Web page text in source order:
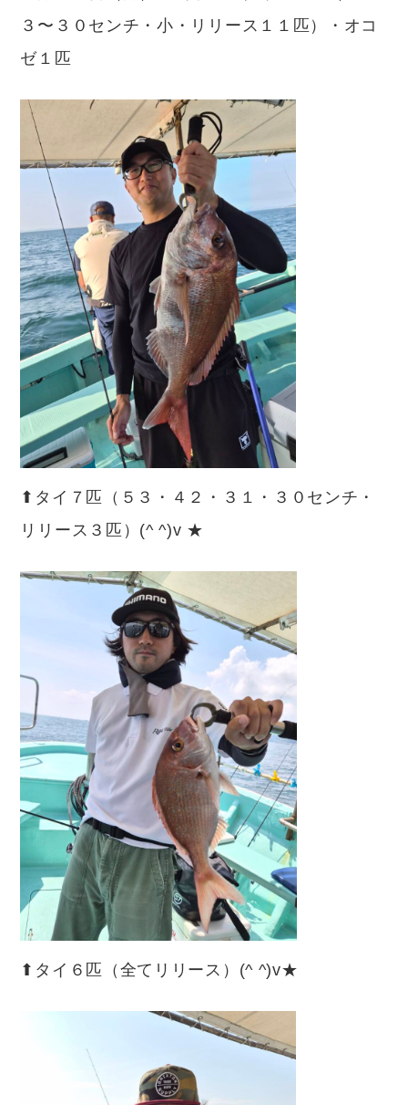
３〜３０センチ・小・リリース１１匹）・オコ
ゼ１匹
⬆︎タイ７匹（５３・４２・３１・３０センチ・
リリース３匹）(^ ^)v ★
⬆︎タイ６匹（全てリリース）(^ ^)v★